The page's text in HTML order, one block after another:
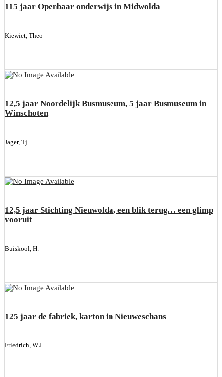
115 jaar Openbaar onderwijs in Midwolda
Kiewiet, Theo
12,5 jaar Noordelijk Busmuseum, 5 jaar Busmuseum in
Winschoten
Jager, Tj.
12,5 jaar Stichting Nieuwolda, een blik terug… een glimp
vooruit
Buiskool, H.
125 jaar de fabriek, karton in Nieuweschans
Friedrich, W.J.